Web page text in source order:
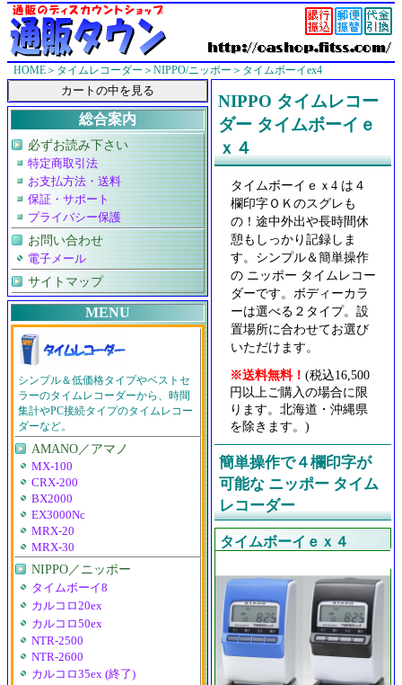
NIPPO タイムレコー
ダー タイムボーイｅ
ｘ４
タイムボーイｅｘ4 は４
欄印字ＯＫのスグレも
の！途中外出や長時間休
憩もしっかり記録しま
す。シンプル＆簡単操作
の ニッポー タイムレコー
ダーです。ボディーカラ
ーは選べる２タイプ。設
置場所に合わせてお選び
いただけます。
※送料無料！ (税込16,500
円以上ご購入の場合に限
ります。北海道・沖縄県
を除きます。)
簡単操作で４欄印字が
可能な ニッポー タイム
レコーダー
タイムボーイｅｘ４
総合案内
必ずお読み下さい
特定商取引法
お支払方法・送料
保証・サポート
プライバシー保護
お問い合わせ
電子メール
サイトマップ
MENU
シンプル＆低価格タイプやベストセ
ラーのタイムレコーダーから、時間
集計やPC接続タイプのタイムレコー
ダーなど。
AMANO／アマノ
MX-100
CRX-200
BX2000
EX3000Nc
MRX-20
MRX-30
NIPPO／ニッポー
タイムボーイ8
カルコロ20ex
カルコロ50ex
NTR-2500
NTR-2600
カルコロ35ex (終了)
HOME ＞ タイムレコーダー ＞ NIPPO/ニッポー ＞タイムボーイex4